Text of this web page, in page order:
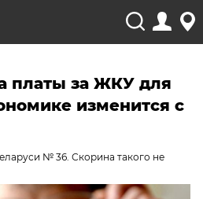
платы за ЖКУ для
изменится с
№ 36. Скорина такого не